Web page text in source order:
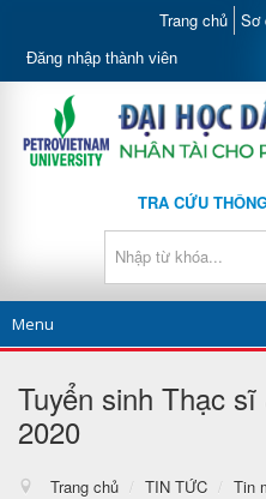
Trang chủ Sơ
Đăng nhập thành viên
TRA CỨU
Menu
Tuyển sinh Thạc
2020
Trang chủ / TIN TỨC / Tin